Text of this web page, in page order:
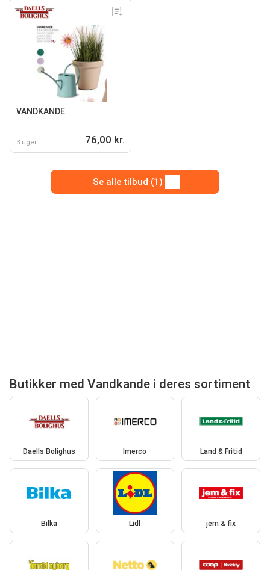
VANDKANDE
3 uger 76,00 kr.
Se alle tilbud (1)
Butikker med Vandkande i deres sortiment
Daells Bolighus Imerco Land & Fritid
Bilka Lidl jem & fix